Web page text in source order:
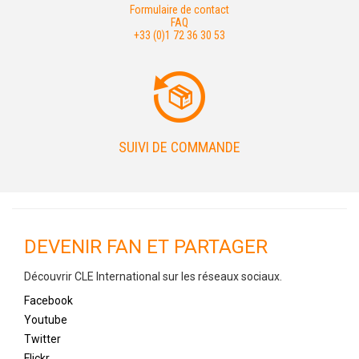
Formulaire de contact
FAQ
+33 (0)1 72 36 30 53
SUIVI DE COMMANDE
DEVENIR FAN ET PARTAGER
Découvrir CLE International sur les réseaux sociaux.
Facebook
Youtube
Twitter